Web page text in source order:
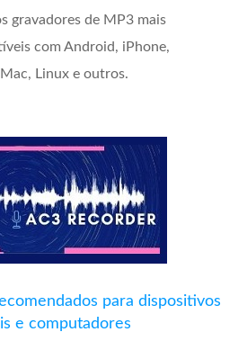
gravadores de MP3 mais
com Android, iPhone,
Linux e outros.
para dispositivos
e computadores